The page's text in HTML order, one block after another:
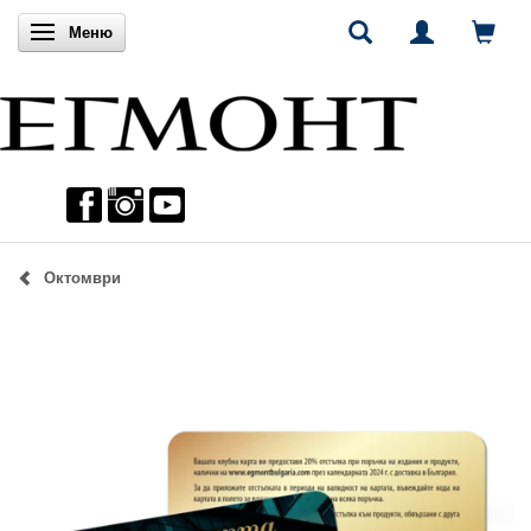
Включи навигацията
Меню
Октомври